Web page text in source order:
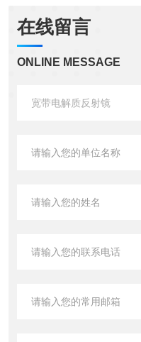
在线留言
ONLINE MESSAGE